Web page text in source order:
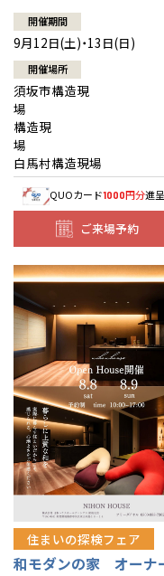
開催期間
9月12日(土)・13日(日)
開催場所
須坂市構造現
場 上
構造現
白馬村構造
QUOカード1000円分進
ご来場予約
住まいの探検フェア
和モダンの家 オーナ